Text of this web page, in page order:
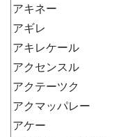
アキネー
アギレ
アキレケール
アクセンスル
アクテーツク
アクマッパレー
アケー